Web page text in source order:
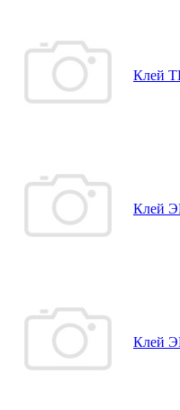
Клей
Клей
Клей